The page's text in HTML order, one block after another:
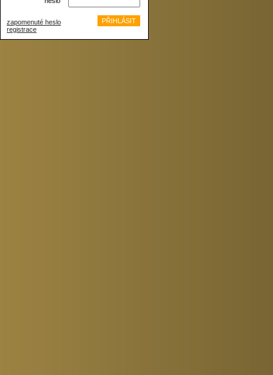
zapomenuté heslo
registrace